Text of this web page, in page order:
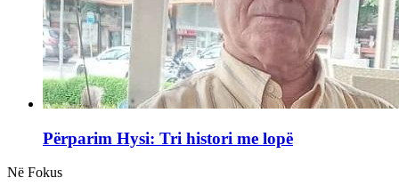
Përparim Hysi: Tri histori me lopë
Në Fokus